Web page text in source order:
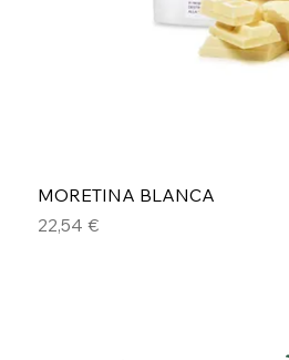
MORETINA BLANCA
Precio
22,54 €